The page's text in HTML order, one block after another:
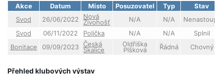
Akce Datum Místo Posuzovatel Typ
Stav
Svod
26/06/2022 Nová
Živohošť N/A N/A
Nenastoupil
Svod
06/11/2022 Polička N/A N/A
Splnil
Bonitace
09/09/2023 Česká
Skalice
Oldřiška
Plšková Řádná Chovný
Přehled klubových výstav